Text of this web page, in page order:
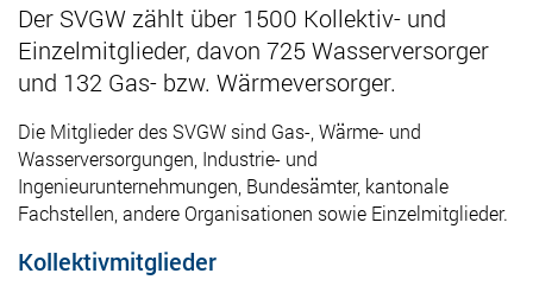
Der SVGW zählt über 1500 Kollektiv- und
Einzelmitglieder, davon 725 Wasserversorger
und 132 Gas- bzw. Wärmeversorger.
Die Mitglieder des SVGW sind Gas-, Wärme- und
Wasserversorgungen, Industrie- und
Ingenieurunternehmungen, Bundesämter, kantonale
Fachstellen, andere Organisationen sowie Einzelmitglieder.
Kollektivmitglieder